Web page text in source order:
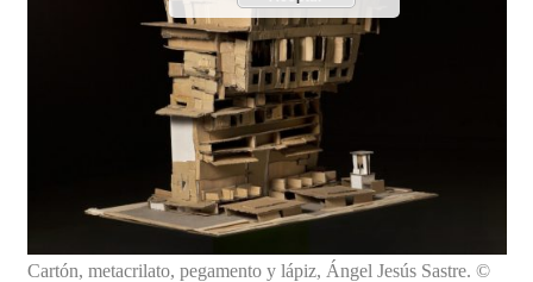
Cartón, metacrilato, pegamento y lápiz, Ángel Jesús Sastre. ©